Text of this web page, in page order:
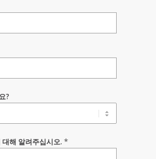
?
대해 알려주십시오.*